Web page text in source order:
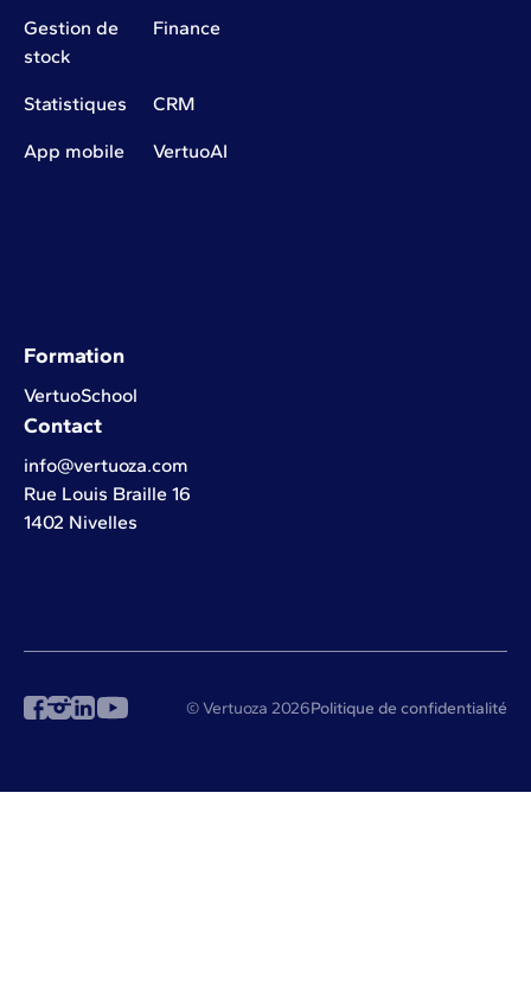
Gestion de
stock
Finance
Statistiques CRM
App mobile VertuoAI
Formation
VertuoSchool
Contact
info@vertuoza.com
Rue Louis Braille 16
1402 Nivelles
© Vertuoza 2026Politique de confidentialité